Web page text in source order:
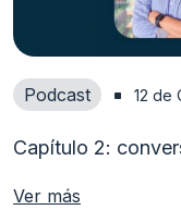
Podcast 12 de
Capítulo 2:
Ver más